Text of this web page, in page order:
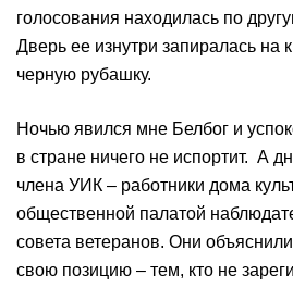
голосования находилась по
Дверь ее изнутри запиралась на
черную рубашку.
Ночью явился мне Белбог и
в стране ничего не испортит. А
члена УИК – работники дома
общественной палатой
совета ветеранов. Они
свою позицию – тем, кто не